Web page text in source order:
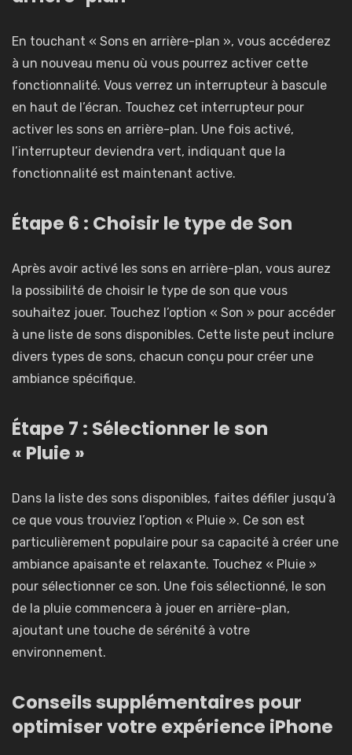
En touchant « Sons en arrière-plan », vous accéderez
à un nouveau menu où vous pourrez activer cette
fonctionnalité. Vous verrez un interrupteur à bascule
en haut de l’écran. Touchez cet interrupteur pour
activer les sons en arrière-plan. Une fois activé,
l’interrupteur deviendra vert, indiquant que la
fonctionnalité est maintenant active.
Étape 6 : Choisir le type de Son
Après avoir activé les sons en arrière-plan, vous aurez
la possibilité de choisir le type de son que vous
souhaitez jouer. Touchez l’option « Son » pour accéder
à une liste de sons disponibles. Cette liste peut inclure
divers types de sons, chacun conçu pour créer une
ambiance spécifique.
Étape 7 : Sélectionner le son
« Pluie »
Dans la liste des sons disponibles, faites défiler jusqu’à
ce que vous trouviez l’option « Pluie ». Ce son est
particulièrement populaire pour sa capacité à créer une
ambiance apaisante et relaxante. Touchez « Pluie »
pour sélectionner ce son. Une fois sélectionné, le son
de la pluie commencera à jouer en arrière-plan,
ajoutant une touche de sérénité à votre
environnement.
Conseils supplémentaires pour
optimiser votre expérience iPhone